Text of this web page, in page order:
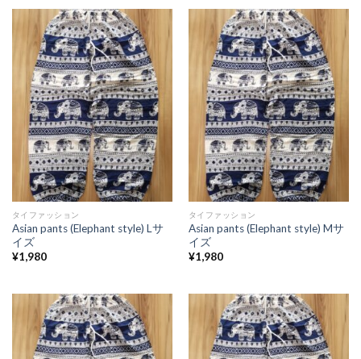
タイファッション
Asian pants (Elephant style) Lサ
イズ
¥1,980
タイファッション
Asian pants (Elephant style) Mサ
イズ
¥1,980